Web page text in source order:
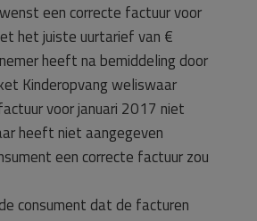
een correcte factuur voor
het juiste uurtarief van €
heeft na bemiddeling door
Kinderopvang weliswaar
voor januari 2017 niet
heeft niet aangegeven
een correcte factuur zou
consument dat de facturen